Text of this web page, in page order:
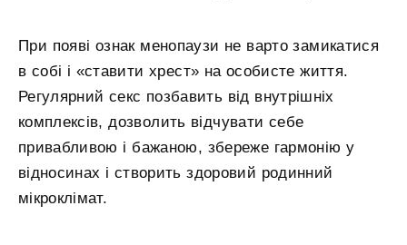
При появі ознак менопаузи не варто замикатися
в собі і «ставити хрест» на особисте життя.
Регулярний секс позбавить від внутрішніх
комплексів, дозволить відчувати себе
привабливою і бажаною, збереже гармонію у
відносинах і створить здоровий родинний
мікроклімат.